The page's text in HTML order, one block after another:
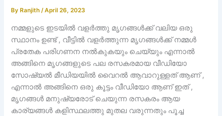
By Ranjith/April 26, 2023
നമ്മളുടെ ഇടയിൽ വളർത്തു മൃഗങ്ങൾക്ക് വലിയ ഒരു
സ്ഥാനം ഉണ്ട് , വീട്ടിൽ വളർത്തുന്ന മൃഗങ്ങൾക്ക് നമ്മൾ
പ്രതേക പരിഗണന നൽകുകയും ചെയ്യും എന്നാൽ
അങ്ങിനെ മൃഗങ്ങളുടെ പല രസകരമായ വീഡിയോ
സോഷ്യൽ മീഡിയയിൽ വൈറൽ ആവാറുള്ളത് ആണ് ,
എന്നാൽ അങ്ങിനെ ഒരു കൂട്ടം വീഡിയോ ആണ് ഇത് ,
മൃഗങ്ങൾ മനുഷ്യരോട് ചെയുന്ന രസകരം ആയ
കാര്യങ്ങൾ കളിസ്ഥലത്തു മുതല വരുന്നതും പൂച്ച